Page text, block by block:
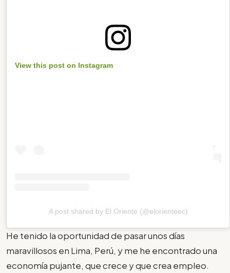
View this post on Instagram
A post shared by El Oriente (@elorienteec)
He tenido la oportunidad de pasar unos días
maravillosos en Lima, Perú, y me he encontrado una
economía pujante, que crece y que crea empleo.